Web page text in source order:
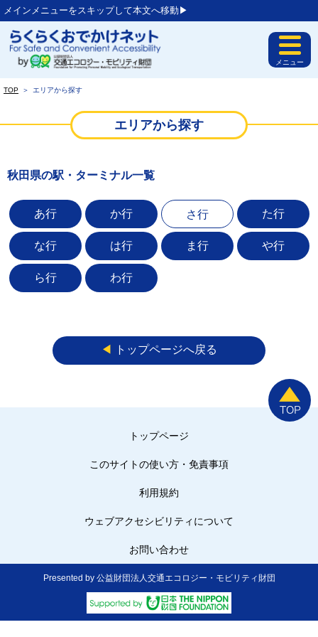
メインメニューをスキップして本文へ移動▶︎
メニュー
TOP ＞ エリアから探す
エリアから探す
秋田県の駅・ターミナル一覧
あ行 か行 さ行 た行
な行 は行 ま行 や行
ら行 わ行
◀︎ トップページへ戻る
トップページ
このサイトの使い方・免責事項
利用規約
ウェブアクセシビリティについて
お問い合わせ
Presented by 公益財団法人交通エコロジー・モビリティ財団